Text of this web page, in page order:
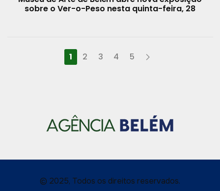
sobre o Ver-o-Peso nesta quinta-feira, 28
1 2 3 4 5
© 2025, Todos os direitos reservados.